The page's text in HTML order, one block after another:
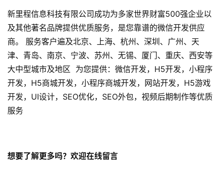
营
销
A
P
P
开
发
频
新里程信息科技有限公司成功为多家世界财富500强企业以
及其他著名品牌提供优质服务，是您靠谱的微信开发供应
商。 服务客户遍及北京、上海、杭州、深圳、广州、天
津、青岛、南京、宁波、苏州、无锡、厦门、重庆、西安等
大中型城市及地区 为您提供：微信开发，H5开发，小程序
开发，H5商城开发，小程序商城开发，网站开发，H5游戏
开发，UI设计，SEO优化，SEO外包，视频后期制作等优质
服务
想要了解更多吗？欢迎在线留言